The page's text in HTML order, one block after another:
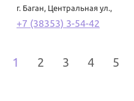
г. Баган, Центральная ул.,
+7 (38353) 3-54-42
1 2 3 4 5